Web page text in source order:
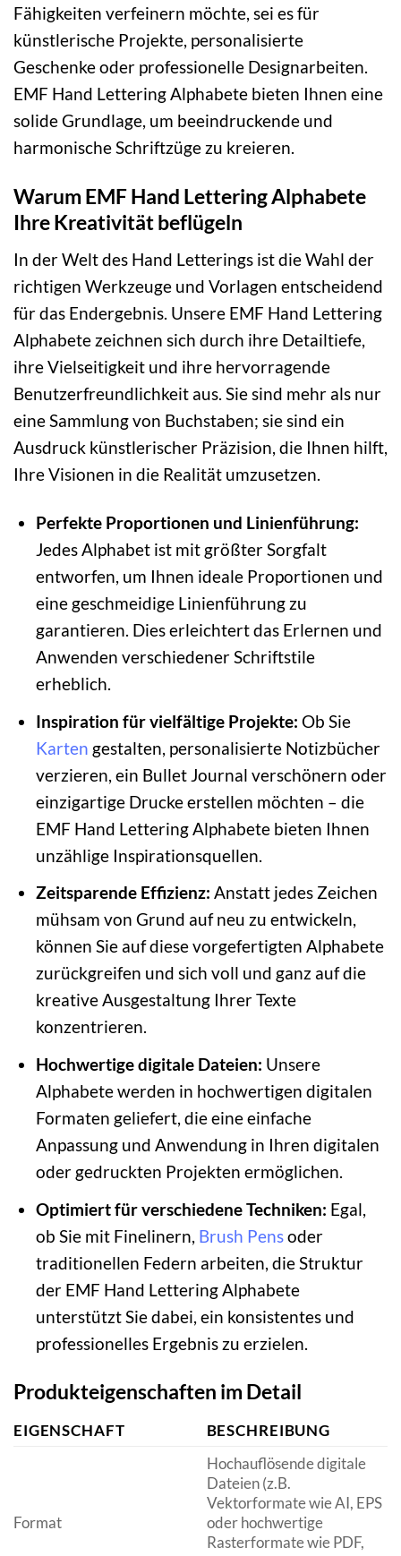
Fähigkeiten verfeinern möchte, sei es für
künstlerische Projekte, personalisierte
Geschenke oder professionelle Designarbeiten.
EMF Hand Lettering Alphabete bieten Ihnen eine
solide Grundlage, um beeindruckende und
harmonische Schriftzüge zu kreieren.
Warum EMF Hand Lettering Alphabete
Ihre Kreativität beflügeln
In der Welt des Hand Letterings ist die Wahl der
richtigen Werkzeuge und Vorlagen entscheidend
für das Endergebnis. Unsere EMF Hand Lettering
Alphabete zeichnen sich durch ihre Detailtiefe,
ihre Vielseitigkeit und ihre hervorragende
Benutzerfreundlichkeit aus. Sie sind mehr als nur
eine Sammlung von Buchstaben; sie sind ein
Ausdruck künstlerischer Präzision, die Ihnen hilft,
Ihre Visionen in die Realität umzusetzen.
Perfekte Proportionen und Linienführung:
Jedes Alphabet ist mit größter Sorgfalt
entworfen, um Ihnen ideale Proportionen und
eine geschmeidige Linienführung zu
garantieren. Dies erleichtert das Erlernen und
Anwenden verschiedener Schriftstile
erheblich.
Inspiration für vielfältige Projekte: Ob Sie
Karten gestalten, personalisierte Notizbücher
verzieren, ein Bullet Journal verschönern oder
einzigartige Drucke erstellen möchten – die
EMF Hand Lettering Alphabete bieten Ihnen
unzählige Inspirationsquellen.
Zeitsparende Effizienz: Anstatt jedes Zeichen
mühsam von Grund auf neu zu entwickeln,
können Sie auf diese vorgefertigten Alphabete
zurückgreifen und sich voll und ganz auf die
kreative Ausgestaltung Ihrer Texte
konzentrieren.
Hochwertige digitale Dateien: Unsere
Alphabete werden in hochwertigen digitalen
Formaten geliefert, die eine einfache
Anpassung und Anwendung in Ihren digitalen
oder gedruckten Projekten ermöglichen.
Optimiert für verschiedene Techniken: Egal,
ob Sie mit Finelinern, Brush Pensoder
traditionellen Federn arbeiten, die Struktur
der EMF Hand Lettering Alphabete
unterstützt Sie dabei, ein konsistentes und
professionelles Ergebnis zu erzielen.
Produkteigenschaften im Detail
EIGENSCHAFT BESCHREIBUNG
Format
Hochauflösende digitale
Dateien (z.B.
Vektorformate wie AI, EPS
oder hochwertige
Rasterformate wie PDF,